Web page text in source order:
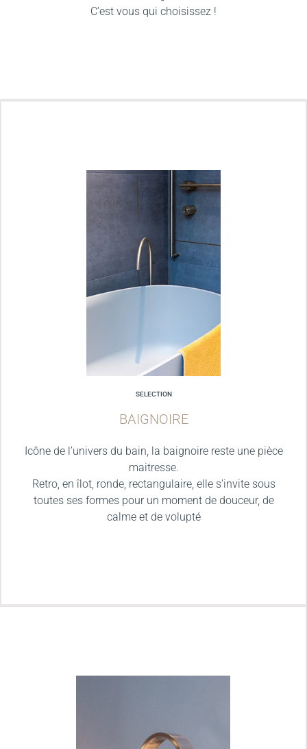
C’est vous qui choisissez !
SELECTION
BAIGNOIRE
Icône de l’univers du bain, la baignoire reste une pièce
maitresse.
Retro, en îlot, ronde, rectangulaire, elle s’invite sous
toutes ses formes pour un moment de douceur, de
calme et de volupté